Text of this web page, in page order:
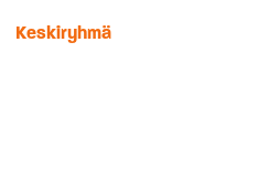
Keskiryhmä